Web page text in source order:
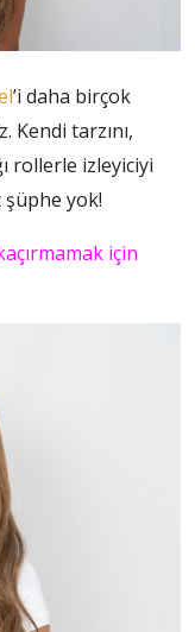
’i daha birçok
Kendi tarzını,
rollerle izleyiciyi
şüphe yok!
için